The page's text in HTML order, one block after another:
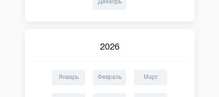
Декабрь
2026
Январь Февраль Март